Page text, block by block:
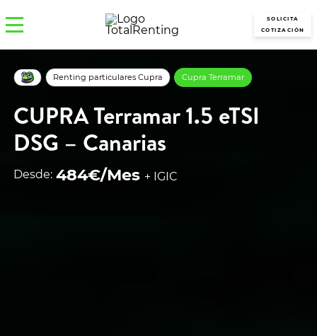
SOLICITA
COTIZACIÓN
Renting particulares Cupra Cupra Terramar
CUPRA Terramar 1.5 eTSI
DSG – Canarias
Desde: 484€/Mes + IGIC